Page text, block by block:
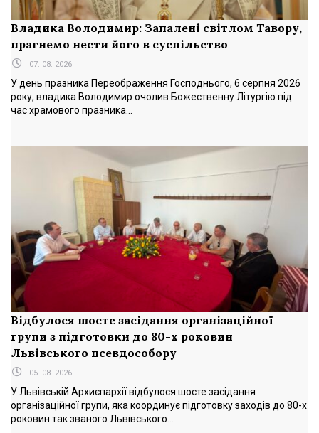
Владика Володимир: Запалені світлом Тавору,
прагнемо нести його в суспільство
07. 08. 2026
У день празника Переображення Господнього, 6 серпня 2026
року, владика Володимир очолив Божественну Літургію під
час храмового празника...
Відбулося шосте засідання організаційної
групи з підготовки до 80-х роковин
Львівського псевдособору
05. 08. 2026
У Львівській Архиєпархії відбулося шосте засідання
організаційної групи, яка координує підготовку заходів до 80-х
роковин так званого Львівського...